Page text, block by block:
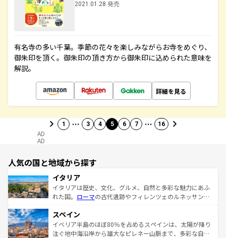
2021.01.28 発売
有名寺の多い千葉。季節の花々を楽しみながらお寺をめぐり、
御朱印を頂く。御朱印の頂き方から御朱印に込められた意味を
解説。
詳細を見る
1 … 3 4 5 6 7 … 16
AD
AD
人気の国と地域から探す
イタリア
イタリアは歴史、文化、グルメ、自然と多彩な魅力にあふ
れた国。 ローマの古代遺跡やフィレンツェのルネッサンス
ろん、トスカーナの美しい田園風景やアマルフィ海岸の絶
景など、自然景観も見逃せない。観光の合間には、本場の
ピザやパスタなど、絶品のイタリア料理を堪能することも
スペイン
イベリア半島のほぼ80％を占めるスペインは、太陽が降り
注ぐ地中海沿岸から雄大なピレネー山脈まで、多彩な自然